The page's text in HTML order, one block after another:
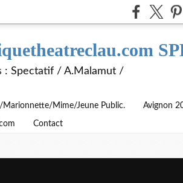
: Spectatif / A.Malamut /
Marionnette/Mime/Jeune Public. Avignon
Contact